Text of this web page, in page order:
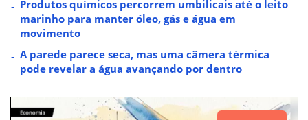
Produtos químicos percorrem umbilicais até o leito
marinho para manter óleo, gás e água em
movimento
A parede parece seca, mas uma câmera térmica
pode revelar a água avançando por dentro